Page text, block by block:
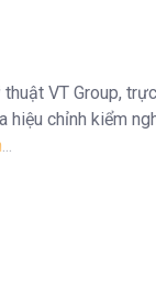
thuật VT Group,
hiệu chỉnh kiểm
...